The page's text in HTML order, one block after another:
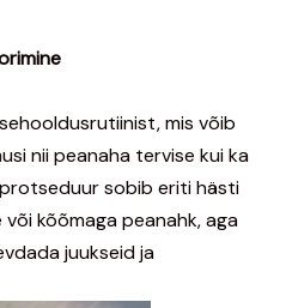
mis võib
nii peanaha tervise kui ka
sobib eriti hästi
kõõmaga peanahk, aga
juukseid ja